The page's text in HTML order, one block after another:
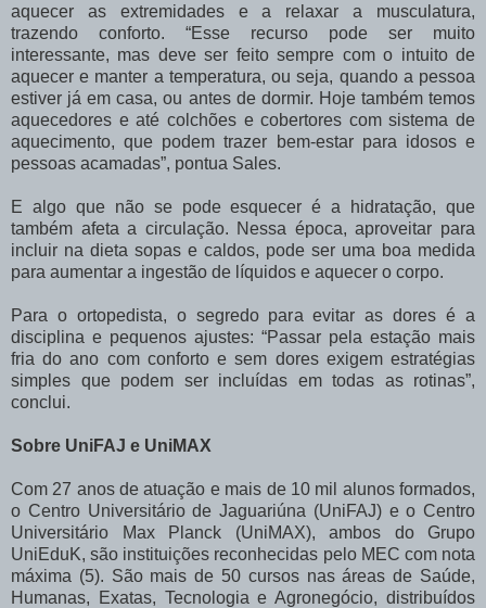
aquecer as extremidades e a relaxar a musculatura,
trazendo conforto. “Esse recurso pode ser muito
interessante, mas deve ser feito sempre com o intuito de
aquecer e manter a temperatura, ou seja, quando a pessoa
estiver já em casa, ou antes de dormir. Hoje também temos
aquecedores e até colchões e cobertores com sistema de
aquecimento, que podem trazer bem-estar para idosos e
pessoas acamadas”, pontua Sales.
E algo que não se pode esquecer é a hidratação, que
também afeta a circulação. Nessa época, aproveitar para
incluir na dieta sopas e caldos, pode ser uma boa medida
para aumentar a ingestão de líquidos e aquecer o corpo.
Para o ortopedista, o segredo para evitar as dores é a
disciplina e pequenos ajustes: “Passar pela estação mais
fria do ano com conforto e sem dores exigem estratégias
simples que podem ser incluídas em todas as rotinas”,
conclui.
Sobre UniFAJ e UniMAX
Com 27 anos de atuação e mais de 10 mil alunos formados,
o Centro Universitário de Jaguariúna (UniFAJ) e o Centro
Universitário Max Planck (UniMAX), ambos do Grupo
UniEduK, são instituições reconhecidas pelo MEC com nota
máxima (5). São mais de 50 cursos nas áreas de Saúde,
Humanas, Exatas, Tecnologia e Agronegócio, distribuídos